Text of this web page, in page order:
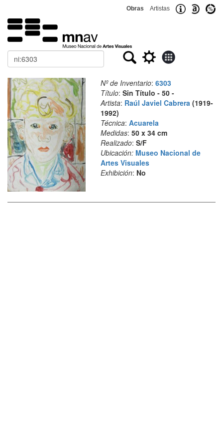
Obras Artistas
Buscar
Nº de Inventario: 6303
Título: Sin Título - 50 -
Artista: Raúl Javiel Cabrera(1919-
1992)
Técnica: Acuarela
Medidas: 50 x 34 cm
Realizado: S/F
Ubicación: Museo Nacional de
Artes Visuales
Exhibición: No